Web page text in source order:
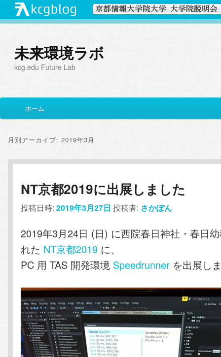
未来環境ラボ
kcg.edu Future Lab
イ
メ
ン
ン
テ
ン
へ
移
動
サ
コ
テ
ン
ツ
移
動
ホーム
月別アーカイブ:2019年3月
NT京都2019に出展しました
投稿日時:2019年3月27日 投稿者: さかぽん
2019年3月24日 (日) に西院春日神社・春日
れた NT京都2019 に、
PC 用 TAS 開発環境 Speedrunner を出展し